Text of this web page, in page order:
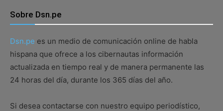
Sobre Dsn.pe
Dsn.pe es un medio de comunicación online de habla
hispana que ofrece a los cibernautas información
actualizada en tiempo real y de manera permanente las
24 horas del día, durante los 365 días del año.
Si desea contactarse con nuestro equipo periodístico,